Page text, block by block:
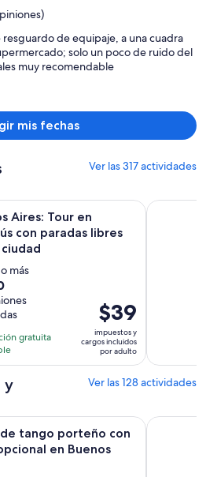
$1,087
por
de equipaje, a una cuadra
solo un poco de ruido del
muy recomendable
mis fechas
Ver las 317 actividades
Aires: Tour en
con paradas libres
más
gratuita
El
precio
es
de
por
$39
impuestos y
cargos incluidos
por adulto
con paradas libres por la
Tour
y
Ver las 128 actividades
tango porteño con
en Buenos
cena opcional en Buenos Aires
Buenos